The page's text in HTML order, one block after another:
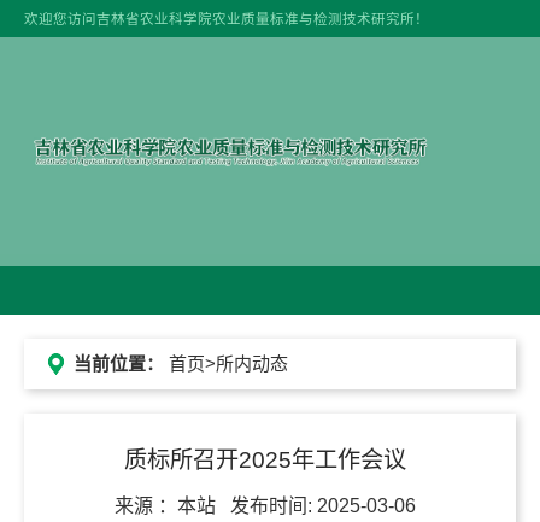
欢迎您访问吉林省农业科学院农业质量标准与检测技术研究所！
当前位置： 首页>所内动态
质标所召开2025年工作会议
来源 ： 本站 发布时间: 2025-03-06